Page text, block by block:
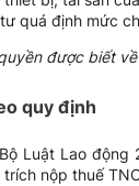
quá định mức
được biết
quy định
Luật Lao động
nộp thuế